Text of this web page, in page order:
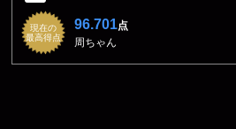
現在の
最高得点
96.701点
周ちゃん